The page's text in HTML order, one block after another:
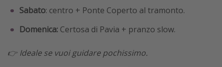
Sabato: centro + Ponte Coperto al tramonto.
Domenica: Certosa di Pavia + pranzo slow.
👉 Ideale se vuoi guidare pochissimo.